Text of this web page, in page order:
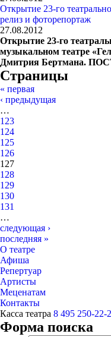
Открытие 23-го
релиз и фоторепортаж
27.08.2012
Открытие 23-го
музыкальном театре
Дмитрия Бертмана.
Страницы
« первая
‹ предыдущая
…
123
124
125
126
127
128
129
130
131
…
следующая ›
последняя »
О театре
Афиша
Репертуар
Артисты
Меценатам
Контакты
Касса театра 8 495 250-22-
Форма поиска